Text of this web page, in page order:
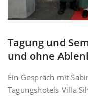
Tagung und
und ohne
Ein Gespräch mit
Tagungshotels Villa